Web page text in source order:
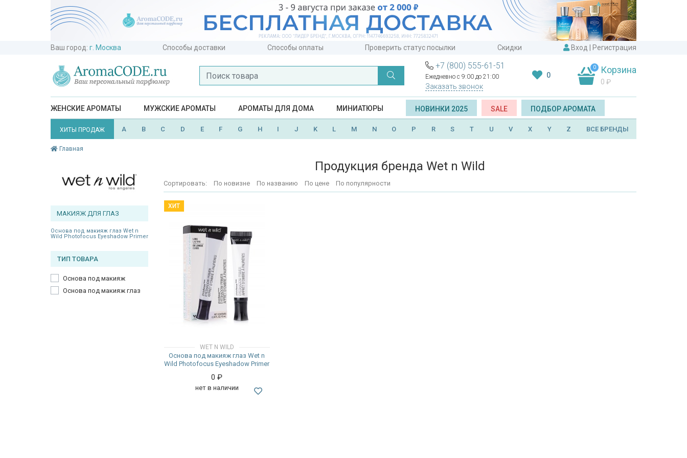
Ваш город: г. Москва Способы доставки Способы оплаты Проверить статус посылки Скидки Вход Регистрация
+7 (800) 555-61-51
Ежедневно с 9:00 до 21:00
Заказать звонок
0
0 Корзина
0 ₽
ЖЕНСКИЕ АРОМАТЫ МУЖСКИЕ АРОМАТЫ АРОМАТЫ ДЛЯ ДОМА МИНИАТЮРЫ НОВИНКИ 2025 SALE ПОДБОР АРОМАТА
ХИТЫ ПРОДАЖ A B C D E F G H I J K L M N O P R S T U V X Y Z ВСЕ БРЕНДЫ
Главная
МАКИЯЖ ДЛЯ ГЛАЗ
Основа под макияж глаз Wet n
Wild Photofocus Eyeshadow Primer
ТИП ТОВАРА
Основа под макияж
Основа под макияж глаз
Продукция бренда Wet n Wild
Сортировать: По новизне По названию По цене По популярности
ХИТ
WET N WILD
Основа под макияж глаз Wet n
Wild Photofocus Eyeshadow Primer
0₽
нет в наличии